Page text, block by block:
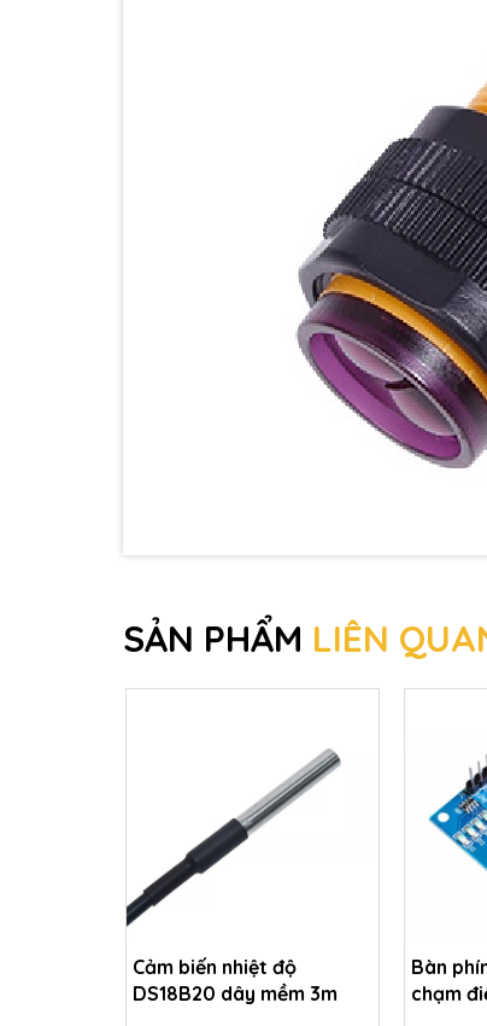
SẢN PHẨM LIÊN
Cảm biến nhiệt độ
DS18B20 dây mềm 3m
Bàn
chạm